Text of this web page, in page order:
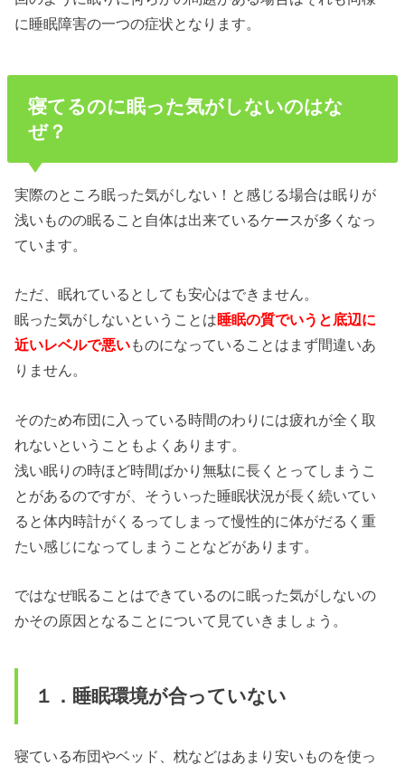
に睡眠障害の一つの症状となります。
寝てるのに眠った気がしないのはな
ぜ？
実際のところ眠った気がしない！と感じる場合は眠りが
浅いものの眠ること自体は出来ているケースが多くなっ
ています。
ただ、眠れているとしても安心はできません。
眠った気がしないということは睡眠の質でいうと底辺に
近いレベルで悪いものになっていることはまず間違いあ
りません。
そのため布団に入っている時間のわりには疲れが全く取
れないということもよくあります。
浅い眠りの時ほど時間ばかり無駄に長くとってしまうこ
とがあるのですが、そういった睡眠状況が長く続いてい
ると体内時計がくるってしまって慢性的に体がだるく重
たい感じになってしまうことなどがあります。
ではなぜ眠ることはできているのに眠った気がしないの
かその原因となることについて見ていきましょう。
１．睡眠環境が合っていない
寝ている布団やベッド、枕などはあまり安いものを使っ